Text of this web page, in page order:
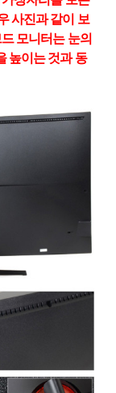
사진과 같이 보
모니터는 눈의
높이는 것과 동